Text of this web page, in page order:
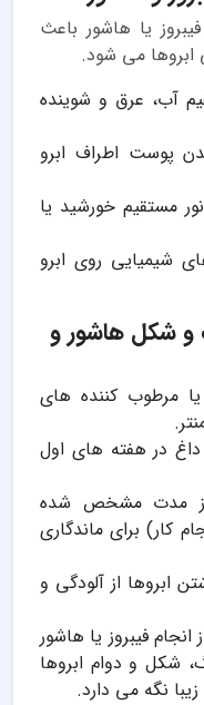
یا هاشور باعث
ابروها می شود.
آب، عرق و شوینده
پوست اطراف ابرو
مستقیم خورشید یا
شیمیایی روی ابرو
و شکل هاشور و
مرطوب کننده های
داغ در هفته های اول
از مدت مشخص شده
از انجام کار) برای ماندگاری
ابروها از آلودگی و
فیبروز یا هاشور
شکل و دوام ابروها
نگه می دارد.